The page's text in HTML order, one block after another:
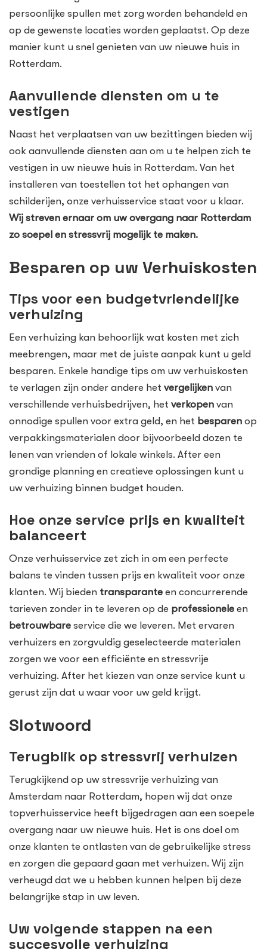
persoonlijke spullen met zorg worden behandeld en
op de gewenste locaties worden geplaatst. Op deze
manier kunt u snel genieten van uw nieuwe huis in
Rotterdam.
Aanvullende diensten om u te
vestigen
Naast het verplaatsen van uw bezittingen bieden wij
ook aanvullende diensten aan om u te helpen zich te
vestigen in uw nieuwe huis in Rotterdam. Van het
installeren van toestellen tot het ophangen van
schilderijen, onze verhuisservice staat voor u klaar.
Wij streven ernaar om uw overgang naar Rotterdam
zo soepel en stressvrij mogelijk te maken.
Besparen op uw Verhuiskosten
Tips voor een budgetvriendelijke
verhuizing
Een verhuizing kan behoorlijk wat kosten met zich
meebrengen, maar met de juiste aanpak kunt u geld
besparen. Enkele handige tips om uw verhuiskosten
te verlagen zijn onder andere het vergelijken van
verschillende verhuisbedrijven, het verkopen van
onnodige spullen voor extra geld, en het besparen op
verpakkingsmaterialen door bijvoorbeeld dozen te
lenen van vrienden of lokale winkels. After een
grondige planning en creatieve oplossingen kunt u
uw verhuizing binnen budget houden.
Hoe onze service prijs en kwaliteit
balanceert
Onze verhuisservice zet zich in om een perfecte
balans te vinden tussen prijs en kwaliteit voor onze
klanten. Wij bieden transparante en concurrerende
tarieven zonder in te leveren op de professionele en
betrouwbare service die we leveren. Met ervaren
verhuizers en zorgvuldig geselecteerde materialen
zorgen we voor een efficiënte en stressvrije
verhuizing. After het kiezen van onze service kunt u
gerust zijn dat u waar voor uw geld krijgt.
Slotwoord
Terugblik op stressvrij verhuizen
Terugkijkend op uw stressvrije verhuizing van
Amsterdam naar Rotterdam, hopen wij dat onze
topverhuisservice heeft bijgedragen aan een soepele
overgang naar uw nieuwe huis. Het is ons doel om
onze klanten te ontlasten van de gebruikelijke stress
en zorgen die gepaard gaan met verhuizen. Wij zijn
verheugd dat we u hebben kunnen helpen bij deze
belangrijke stap in uw leven.
Uw volgende stappen na een
succesvolle verhuizing